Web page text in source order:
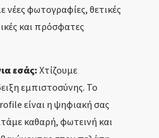
φωτογραφίες, θετικές
και πρόσφατες
εσάς:Χτίζουμε
εμπιστοσύνης. Το
είναι η ψηφιακή σας
καθαρή, φωτεινή και